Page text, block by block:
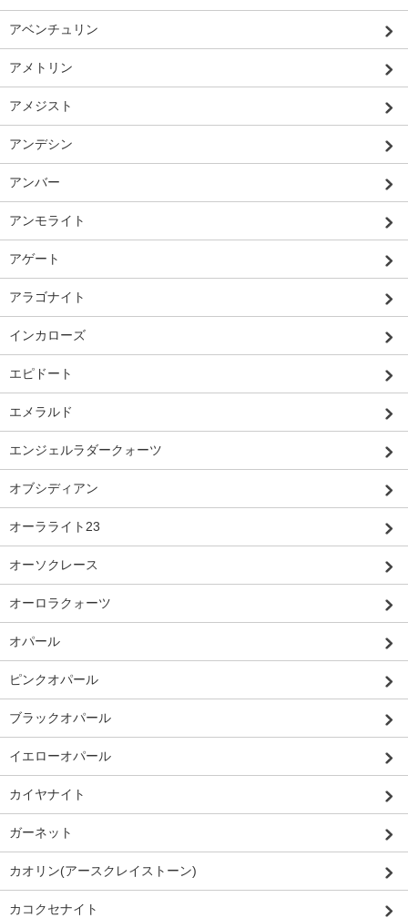
アベンチュリン
アメトリン
アメジスト
アンデシン
アンバー
アンモライト
アゲート
アラゴナイト
インカローズ
エピドート
エメラルド
エンジェルラダークォーツ
オブシディアン
オーラライト23
オーソクレース
オーロラクォーツ
オパール
ピンクオパール
ブラックオパール
イエローオパール
カイヤナイト
ガーネット
カオリン(アースクレイストーン)
カコクセナイト